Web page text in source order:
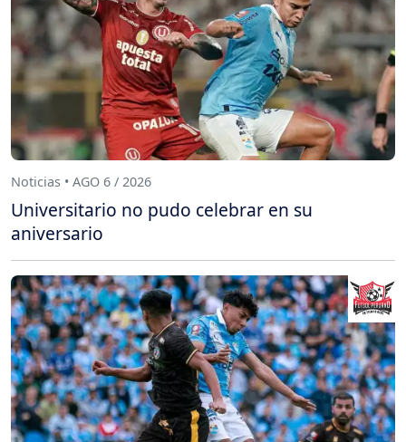
Noticias • AGO 6 / 2026
Universitario no pudo celebrar en su
aniversario